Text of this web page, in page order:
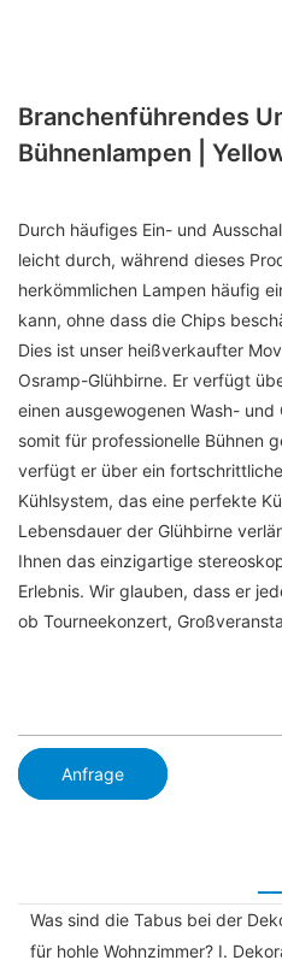
Branchenführendes
Bühnenlampen |
Durch häufiges Ein- und
leicht durch, während dieses
herkömmlichen Lampen häufig
kann, ohne dass die Chips
Dies ist unser heißverkaufter
Osramp-Glühbirne. Er verfügt
einen ausgewogenen Wash-
somit für professionelle Bühnen
verfügt er über ein
Kühlsystem, das eine perfekte
Lebensdauer der Glühbirne
Ihnen das einzigartige
Erlebnis. Wir glauben, dass er
ob Tourneekonzert,
Anfrage
Was sind die Tabus bei der
für hohle Wohnzimmer? I.